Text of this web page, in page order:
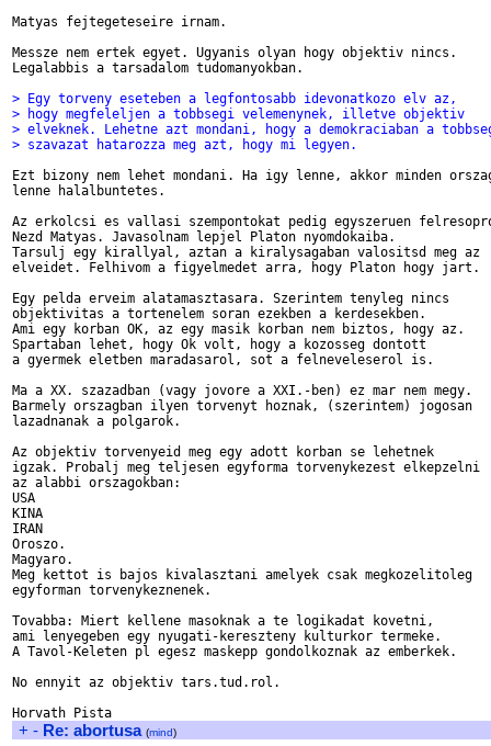
Matyas fejtegeteseire irnam.
Messze nem ertek egyet. Ugyanis olyan hogy objektiv nincs.
Legalabbis a tarsadalom tudomanyokban.
> Egy torveny eseteben a legfontosabb idevonatkozo elv az,
> hogy megfeleljen a tobbsegi velemenynek, illetve objektiv
> elveknek. Lehetne azt mondani, hogy a demokraciaban a
> szavazat hatarozza meg azt, hogy mi legyen.
Ezt bizony nem lehet mondani. Ha igy lenne, akkor minden
lenne halalbuntetes.
Az erkolcsi es vallasi szempontokat pedig egyszeruen
Nezd Matyas. Javasolnam lepjel Platon nyomdokaiba.
Tarsulj egy kirallyal, aztan a kiralysagaban valositsd meg az
elveidet. Felhivom a figyelmedet arra, hogy Platon hogy jart.
Egy pelda erveim alatamasztasara. Szerintem tenyleg nincs
objektivitas a tortenelem soran ezekben a kerdesekben.
Ami egy korban OK, az egy masik korban nem biztos, hogy az.
Spartaban lehet, hogy Ok volt, hogy a kozosseg dontott
a gyermek eletben maradasarol, sot a felneveleserol is.
Ma a XX. szazadban (vagy jovore a XXI.-ben) ez mar nem megy.
Barmely orszagban ilyen torvenyt hoznak, (szerintem) jogosan
lazadnanak a polgarok.
Az objektiv torvenyeid meg egy adott korban se lehetnek
igzak. Probalj meg teljesen egyforma torvenykezest elkepzelni
az alabbi orszagokban:
USA
KINA
IRAN
Oroszo.
Magyaro.
Meg kettot is bajos kivalasztani amelyek csak megkozelitoleg
egyforman torvenykeznenek.
Tovabba: Miert kellene masoknak a te logikadat kovetni,
ami lenyegeben egy nyugati-kereszteny kulturkor termeke.
A Tavol-Keleten pl egesz maskepp gondolkoznak az emberkek.
No ennyit az objektiv tars.tud.rol.
+ - Re: abortusa (mind)